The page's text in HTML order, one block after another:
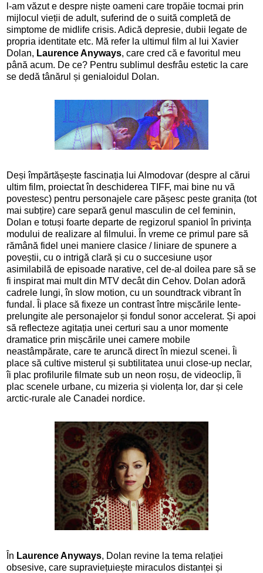
l-am văzut e despre niște oameni care tropăie tocmai prin
mijlocul vieții de adult, suferind de o suită completă de
simptome de midlife crisis. Adică depresie, dubii legate de
propria identitate etc. Mă refer la ultimul film al lui Xavier
Dolan, Laurence Anyways, care cred că e favoritul meu
până acum. De ce? Pentru sublimul desfrâu estetic la care
se dedă tânărul și genialoidul Dolan.
Deși împărtășește fascinația lui Almodovar (despre al cărui
ultim film, proiectat în deschiderea TIFF, mai bine nu vă
povestesc) pentru personajele care pășesc peste granița (tot
mai subțire) care separă genul masculin de cel feminin,
Dolan e totuși foarte departe de regizorul spaniol în privința
modului de realizare al filmului. În vreme ce primul pare să
rămână fidel unei maniere clasice / liniare de spunere a
poveștii, cu o intrigă clară și cu o succesiune ușor
asimilabilă de episoade narative, cel de-al doilea pare să se
fi inspirat mai mult din MTV decât din Cehov. Dolan adoră
cadrele lungi, în slow motion, cu un soundtrack vibrant în
fundal. Îi place să fixeze un contrast între mișcările lente-
prelungite ale personajelor și fondul sonor accelerat. Și apoi
să reflecteze agitația unei certuri sau a unor momente
dramatice prin mișcările unei camere mobile
neastâmpărate, care te aruncă direct în miezul scenei. Îi
place să cultive misterul și subtilitatea unui close-up neclar,
îi plac profilurile filmate sub un neon roșu, de videoclip, îi
plac scenele urbane, cu mizeria și violența lor, dar și cele
arctic-rurale ale Canadei nordice.
În Laurence Anyways, Dolan revine la tema relației
obsesive, care supraviețuiește miraculos distanței și